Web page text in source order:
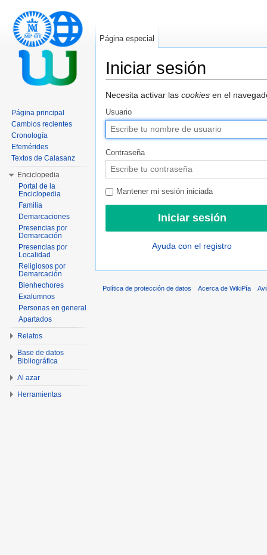
Iniciar sesión
Necesita activar las cookies en el
Usuario
Contraseña
Mantener mi sesión iniciada
Ayuda con el registro
Página especial
Página principal
Cambios recientes
Cronología
Efemérides
Textos de Calasanz
Enciclopedia
Portal de la
Enciclopedia
Familia
Demarcaciones
Presencias por
Demarcación
Presencias por
Localidad
Religiosos por
Demarcación
Bienhechores
Exalumnos
Personas en general
Apartados
Relatos
Base de datos
Bibliográfica
Al azar
Herramientas
Política de protección de datos Acerca de WikiPía